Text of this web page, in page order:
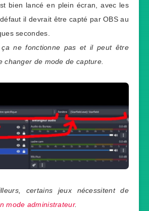
bien lancé en plein écran, avec les
il devrait être capté par OBS au
secondes.
ne fonctionne pas et il peut être
changer de mode de capture.
certains jeux nécessitent de
mode administrateur.